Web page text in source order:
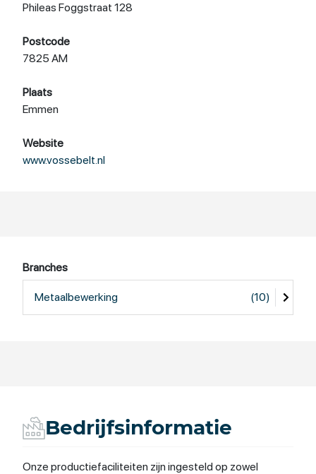
Phileas Foggstraat 128
Postcode
7825 AM
Plaats
Emmen
Website
www.vossebelt.nl
Branches
Metaalbewerking (10)
Bedrijfsinformatie
Onze productiefaciliteiten zijn ingesteld op zowel